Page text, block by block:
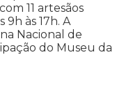
11 artesãos
às 17h. A
Nacional de
do Museu da